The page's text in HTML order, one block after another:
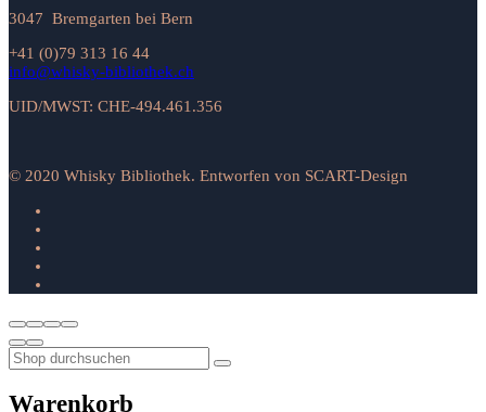
3047 Bremgarten bei Bern
+41 (0)79 313 16 44
info@whisky-bibliothek.ch
UID/MWST: CHE-494.461.356
© 2020 Whisky Bibliothek. Entworfen von SCART-Design
Warenkorb